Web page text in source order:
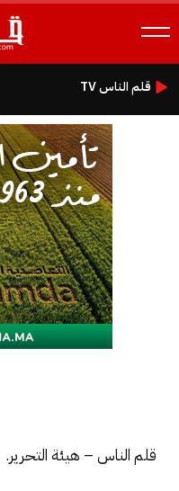
قلم الناس TV
قلم الناس – هيئة التحرير.